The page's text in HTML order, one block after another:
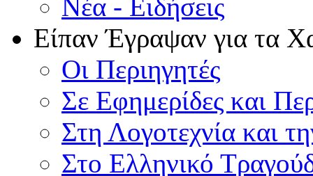
Νέα - Ειδήσεις
Είπαν Έγραψαν για τα
Οι Περιηγητές
Σε Εφημερίδες και
Στη Λογοτεχνία και
Στο Ελληνικό